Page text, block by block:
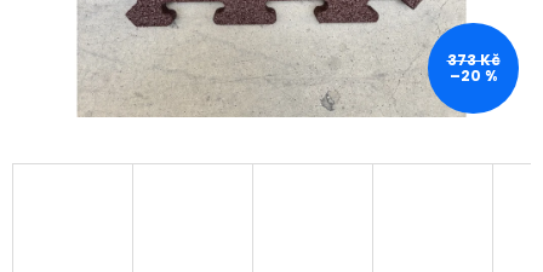
373 Kč
–20 %